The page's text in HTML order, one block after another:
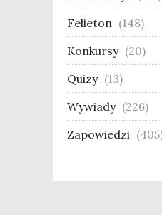
Felieton (148)
Konkursy (20)
Quizy (13)
Wywiady (226)
Zapowiedzi